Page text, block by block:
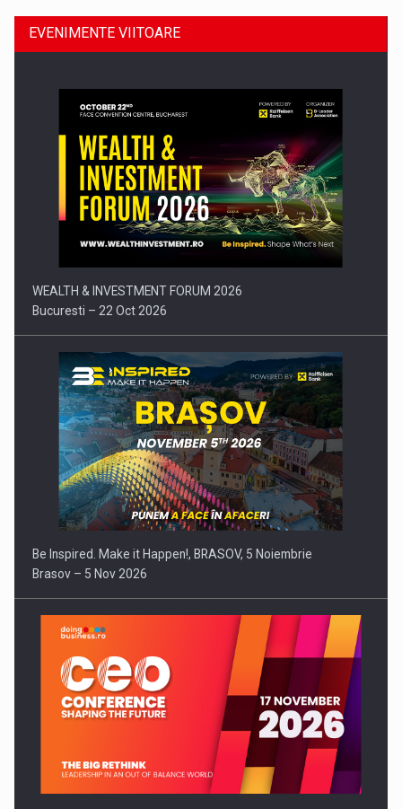
Comunicat de presa: Joburile part-time reincep sa intre pe…
EVENIMENTE VIITOARE
WEALTH & INVESTMENT FORUM 2026
Bucuresti – 22 Oct 2026
Be Inspired. Make it Happen!, BRASOV, 5 Noiembrie
Brasov – 5 Nov 2026